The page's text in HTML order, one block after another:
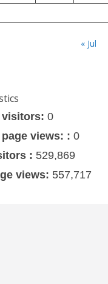
« Jul
visitors: 0
views: : 0
: 529,869
views: 557,717